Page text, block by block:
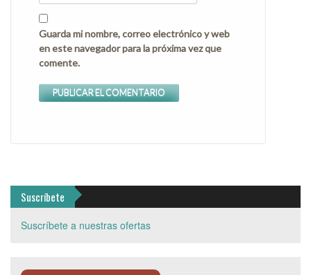
Guarda mi nombre, correo electrónico y web
en este navegador para la próxima vez que
comente.
Suscríbete
Suscríbete a nuestras ofertas